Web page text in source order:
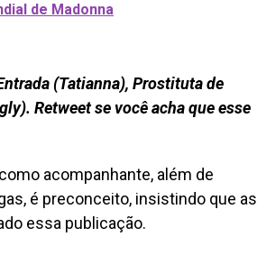
de Madonna
(Tatianna), Prostituta de
Retweet se você acha que esse
acompanhante, além de
é preconceito, insistindo que as
essa publicação.